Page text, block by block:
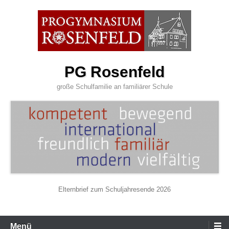
PG Rosenfeld
große Schulfamilie an familiärer Schule
Elternbrief zum Schuljahresende 2026
Primäres
Menü